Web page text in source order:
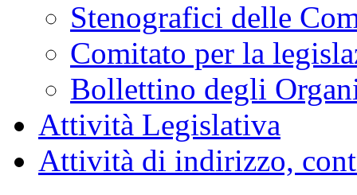
Stenografici delle
Comitato per la
Bollettino degli
Attività Legislativa
Attività di indirizzo,